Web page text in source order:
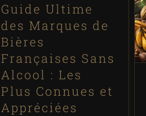
Guide Ultime
des Marques de
Bières
Françaises Sans
Alcool : Les
Plus Connues et
Appréciées